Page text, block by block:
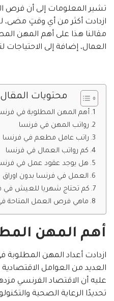
تشير المعلومات إلى أن فرص
ازدادت أكثر من أي وقتٍ مضى،
مقالنا هذا على أهم المهن
العمال، إضافة إلى
محتويات المقال
أهم المهن المطلوبة في
رواتب المهن في فرنسا
راتب عامل مطعم في فرنسا
كم رواتب العمال في فرنسا
هل يوجد عقود عمل في
العمل في فرنسا بدون اوراق
كم تحتاج شهريا للعيش في
ماهي فرص العمل المتاحة
أهم المهن
ازدادت أعداد المهن المطلوبة
العديد من العوامل
عليه أن الاقتصاد الفرنسي
تحديدًا الرعاية الصحية